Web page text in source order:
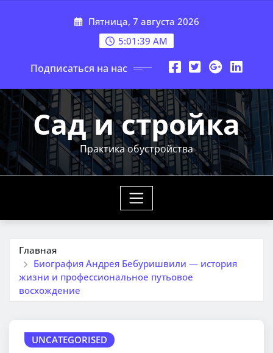
Пятница, 7 августа 2026
5:01:40 AM
Подписаться на нас
Сад и стройка
Практика обустройства
Главная
Биография Андрея Бебуришвили — история
жизни и профессиональное путьовое
восхождение
UNCATEGORISED